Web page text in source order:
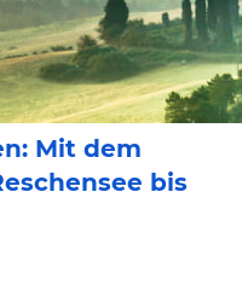
Mit dem
bis